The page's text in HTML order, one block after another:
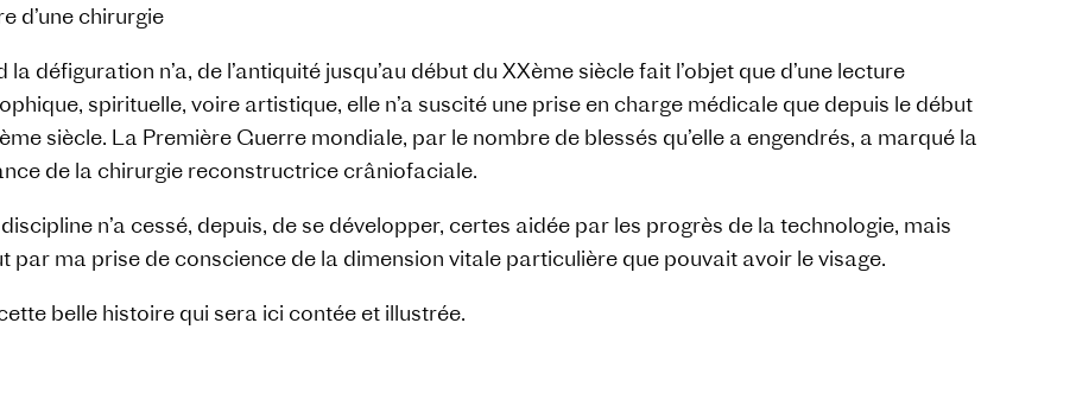
d’une chirurgie
la défiguration n’a, de l’antiquité jusqu’au début du XXème siècle fait l’objet que d’une lecture
spirituelle, voire artistique, elle n’a suscité une prise en charge médicale que depuis le début
siècle. La Première Guerre mondiale, par le nombre de blessés qu’elle a engendrés, a marqué la
de la chirurgie reconstructrice crâniofaciale.
n’a cessé, depuis, de se développer, certes aidée par les progrès de la technologie, mais
par ma prise de conscience de la dimension vitale particulière que pouvait avoir le visage.
belle histoire qui sera ici contée et illustrée.